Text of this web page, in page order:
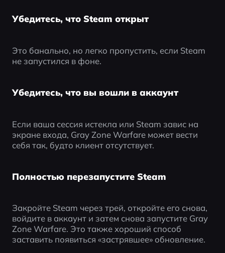
Убедитесь, что Steam открыт
Это банально, но легко пропустить, если Steam
не запустился в фоне.
Убедитесь, что вы вошли в аккаунт
Если ваша сессия истекла или Steam завис на
экране входа, Gray Zone Warfare может вести
себя так, будто клиент отсутствует.
Полностью перезапустите Steam
Закройте Steam через трей, откройте его снова,
войдите в аккаунт и затем снова запустите Gray
Zone Warfare. Это также хороший способ
заставить появиться «застрявшее» обновление.